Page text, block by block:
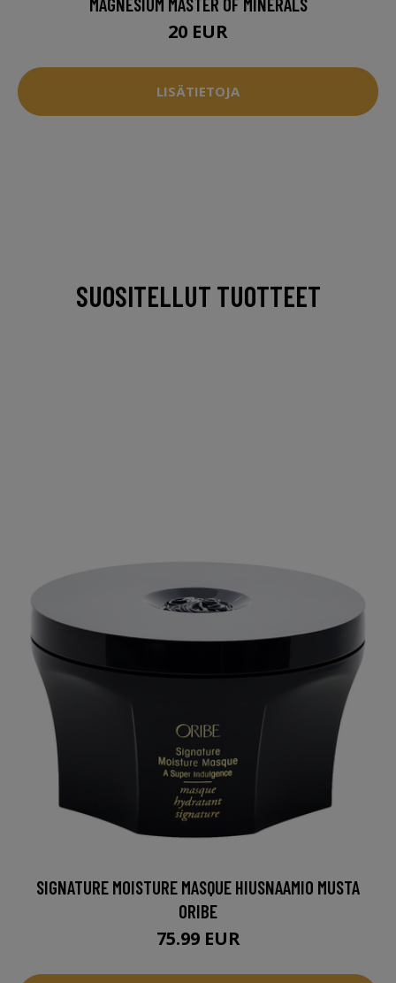
20 EUR
LISÄTIETOJA
SUOSITELLUT TUOTTEET
SIGNATURE MOISTURE MASQUE HIUSNAAMIO MUSTA
ORIBE
75.99 EUR